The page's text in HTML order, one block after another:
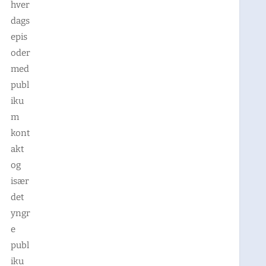
hver
dags
epis
oder
med
publ
iku
m
kont
akt
og
især
det
yngr
e
publ
iku